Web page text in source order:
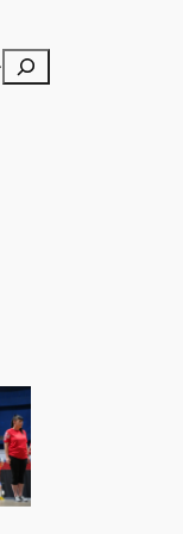
Rechercher